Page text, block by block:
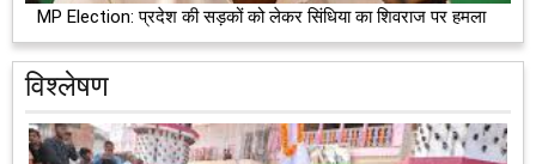
MP Election: प्रदेश की सड़कों को लेकर सिंधिया का शिवराज पर हमला
विश्लेषण